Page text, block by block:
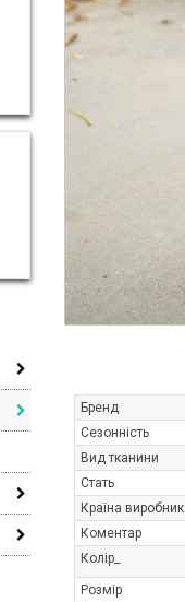
Бренд
Сезонність
Вид тканини
Стать
Країна виробник
Коментар
Колір_
Розмір